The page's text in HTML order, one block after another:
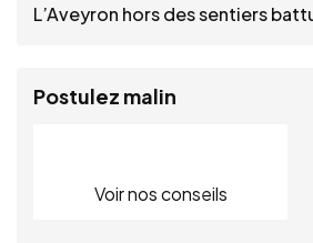
L’Aveyron hors des sentiers
Postulez malin
Voir nos conseils